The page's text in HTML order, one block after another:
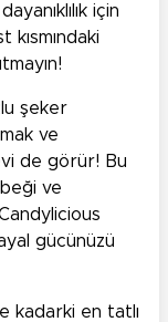
için
kısmındaki
şeker
ve
de görür! Bu
ve
gücünüzü
kadarki en tatlı